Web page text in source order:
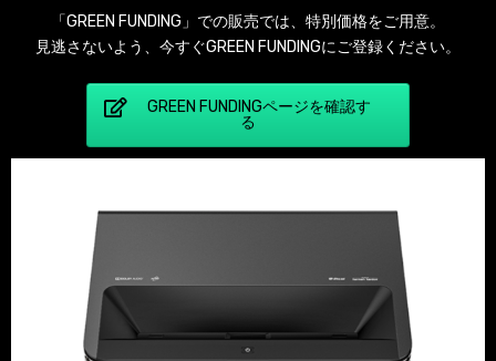
「GREEN FUNDING」での販売では、特別価格をご用意。
見逃さないよう、今すぐGREEN FUNDINGにご登録ください。
GREEN FUNDINGページを確認す
る